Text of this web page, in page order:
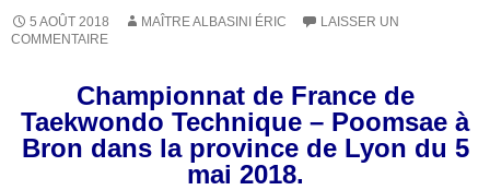
5 AOÛT 2018 MAÎTRE ALBASINI ÉRIC
LAISSER UN
COMMENTAIRE
Championnat de France de
Taekwondo Technique – Poomsae à
Bron dans la province de Lyon du 5
mai 2018.